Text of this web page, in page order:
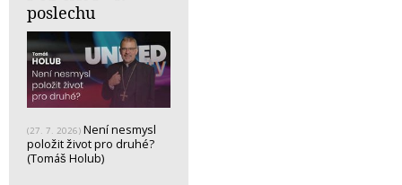
poslechu
(27. 7. 2026) Není nesmysl
položit život pro druhé?
(Tomáš Holub)